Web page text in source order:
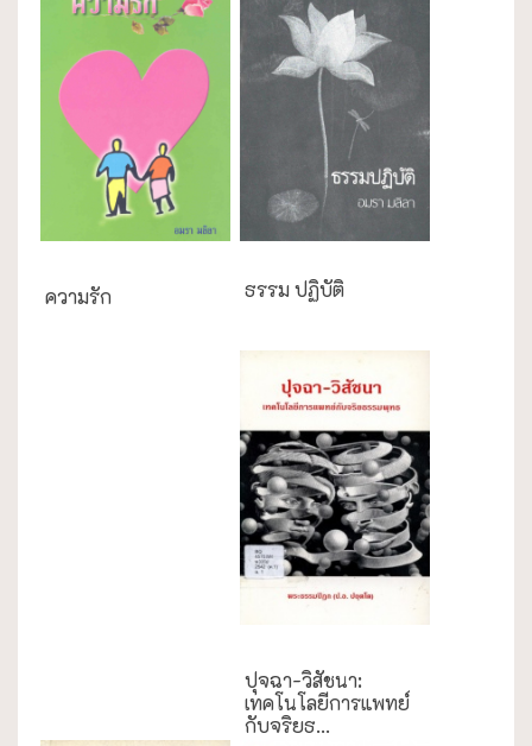
ความรัก
ธรรม ปฏิบัติ
ปุจฉา-วิสัชนา:
เทคโนโลยีการแพทย์
กับจริยธ...